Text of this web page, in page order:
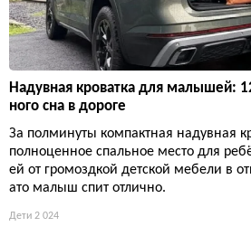
Надувная кроватка для малышей:
ного сна в дороге
За полминуты компактная надувная
полноценное спальное место для
ей от громоздкой детской мебели в
ато малыш спит отлично.
Дети 2 024